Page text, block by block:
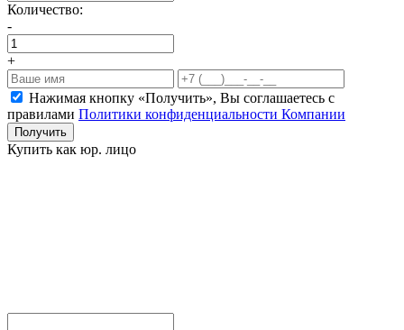
Количество:
-
+
Нажимая кнопку «Получить», Вы соглашаетесь c
правилами Политики конфиденциальности Компании
Получить
Купить как юр. лицо